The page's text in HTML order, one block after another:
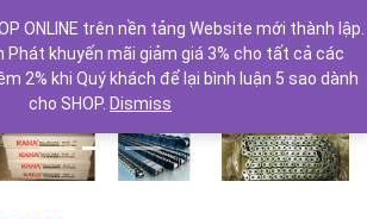
Next
ONLINE trên nền tảng Website mới thành lập.
Phát khuyến mãi giảm giá 3% cho tất cả các
2% khi Quý khách để lại bình luận 5 sao dành
cho SHOP. Dismiss